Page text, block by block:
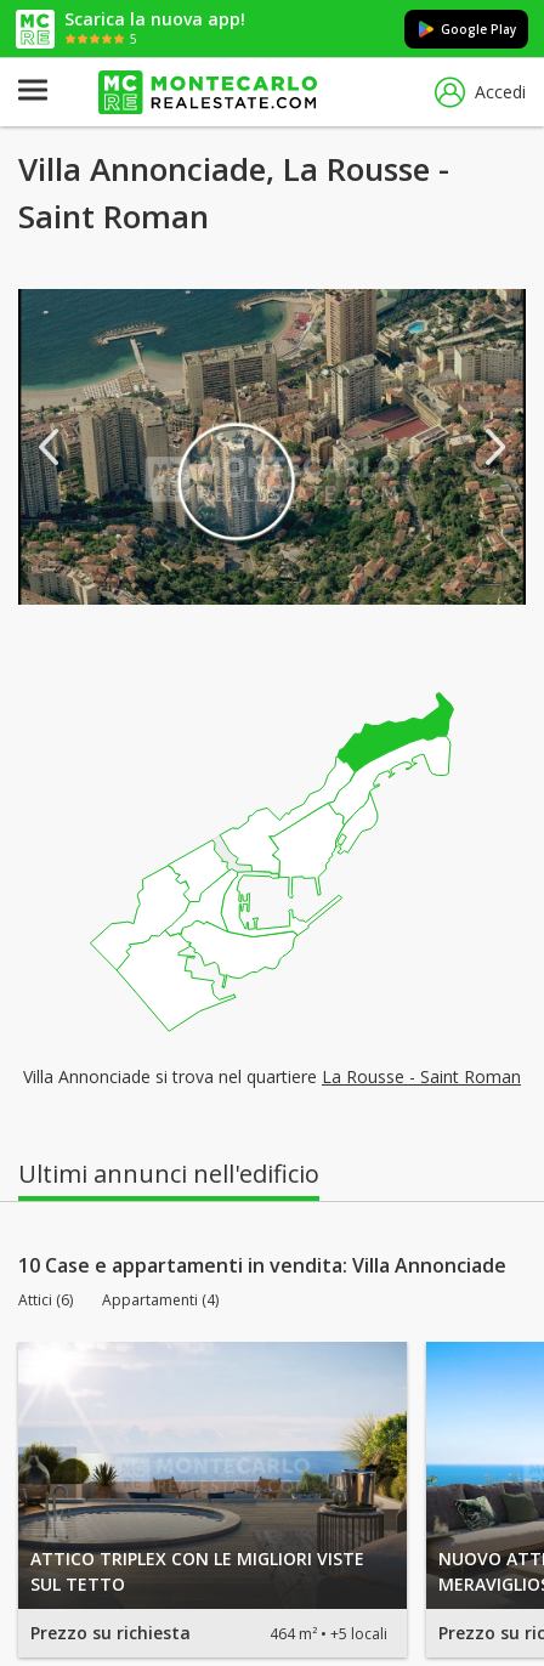
Scarica la nuova app!
5
Google Play
Accedi
Villa Annonciade, La Rousse -
Saint Roman
Villa Annonciade si trova nel quartiere La Rousse - Saint Roman
Ultimi annunci nell'edificio
10 Case e appartamenti in vendita: Villa Annonciade
Attici (6) Appartamenti (4)
ATTICO TRIPLEX CON LE MIGLIORI VISTE
SUL TETTO
Prezzo su richiesta 464 m² +5 locali
NUOVO
Prezzo su